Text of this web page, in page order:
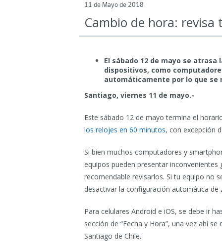
11 de Mayo de 2018
Cambio de hora:
El sábado 12 de mayo se
dispositivos, como
automáticamente por lo que se
Santiago, viernes 11 de mayo.-
Este sábado 12 de mayo termina el
los relojes en 60 minutos, con excepción
Si bien muchos computadores y
equipos pueden presentar
recomendable revisarlos. Si tu equipo no
desactivar la configuración automática
Para celulares Android e iOS, se debe ir
sección de “Fecha y Hora”, una vez ahí
Santiago de Chile.